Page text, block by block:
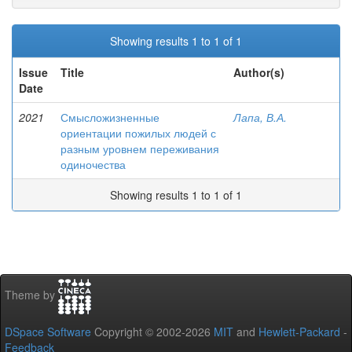
Showing results 1 to 1 of 1
Issue
Date
Title Author(s)
2021
Смысложизненные
ориентации пожилых людей с
разным уровнем переживания
одиночества
Лапа, В.А.
Showing results 1 to 1 of 1
Theme by
DSpace Software Copyright © 2002-2026 MIT and Hewlett-Packard -
Feedback